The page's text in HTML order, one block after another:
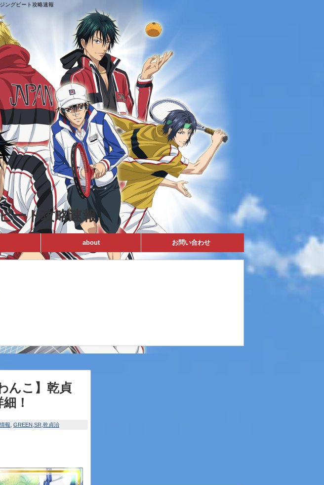
ングビート攻略速報
ート攻略速報
about お問い合わせ
んこ】乾貞
！
報 GREEN SR 乾貞治